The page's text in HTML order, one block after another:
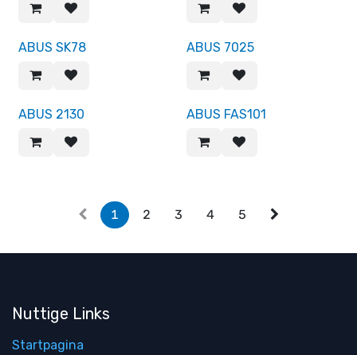
ABUS SK78 ABUS 7025
ABUS 2130 ABUS FAS101
1 2 3 4 5
Nuttige Links
Startpagina